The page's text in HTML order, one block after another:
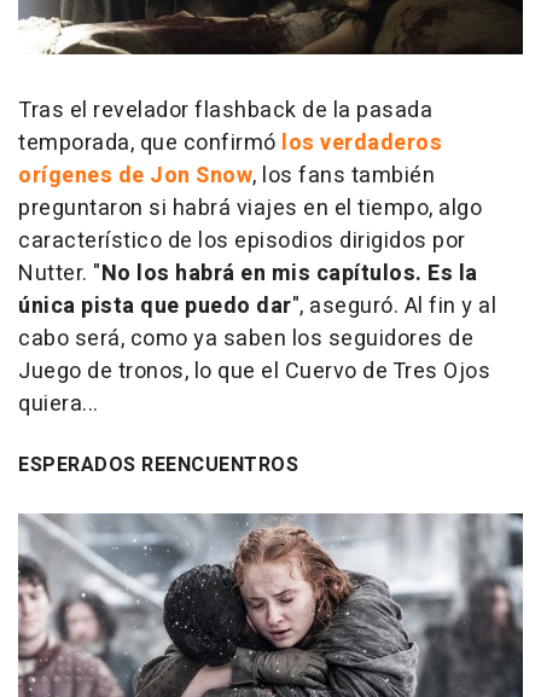
Tras el reveladorflashback de la pasada
temporada, que confirmó los verdaderos
orígenes de Jon Snow, los fans también
preguntaron si habrá viajes en el tiempo, algo
característico de los episodios dirigidos por
Nutter. "No los habrá en mis capítulos. Es la
única pista que puedo dar", aseguró. Al fin y al
cabo será, como ya saben los seguidores de
Juego de tronos, lo que el Cuervo de Tres Ojos
quiera...
ESPERADOS REENCUENTROS